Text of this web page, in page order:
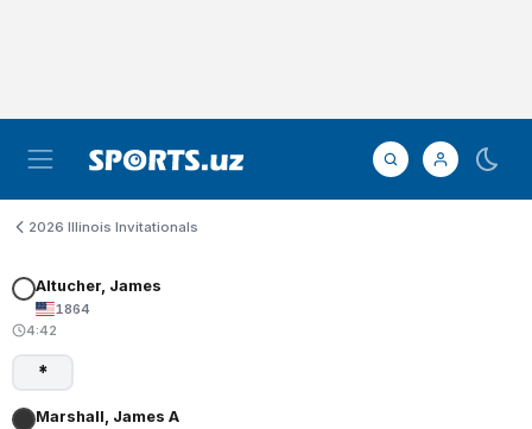
2026 Illinois Invitationals
Altucher, James
1864
4:42
*
Marshall, James A